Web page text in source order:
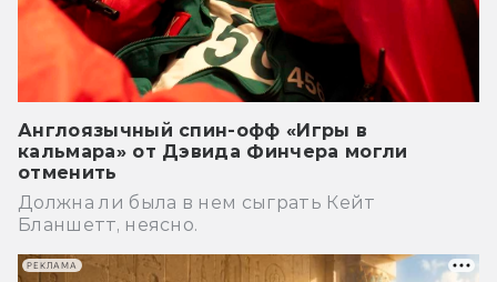
Англоязычный спин-офф «Игры в
кальмара» от Дэвида Финчера могли
отменить
Должна ли была в нем сыграть Кейт
Бланшетт, неясно.
РЕКЛАМА